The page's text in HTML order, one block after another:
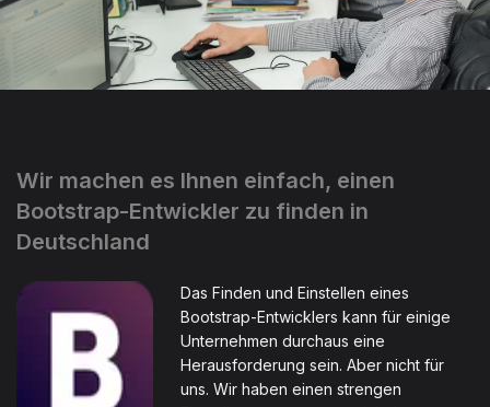
Wir machen es Ihnen einfach, einen
Bootstrap-Entwickler zu finden in
Deutschland
Das Finden und Einstellen eines
Bootstrap-Entwicklers kann für einige
Unternehmen durchaus eine
Herausforderung sein. Aber nicht für
uns. Wir haben einen strengen